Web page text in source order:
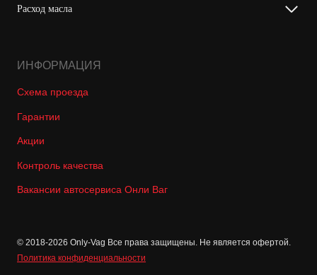
Расход масла
ИНФОРМАЦИЯ
Схема проезда
Гарантии
Акции
Контроль качества
Вакансии автосервиса Онли Ваг
© 2018-2026 Only-Vag Все права защищены. Не является офертой.
Политика конфиденциальности